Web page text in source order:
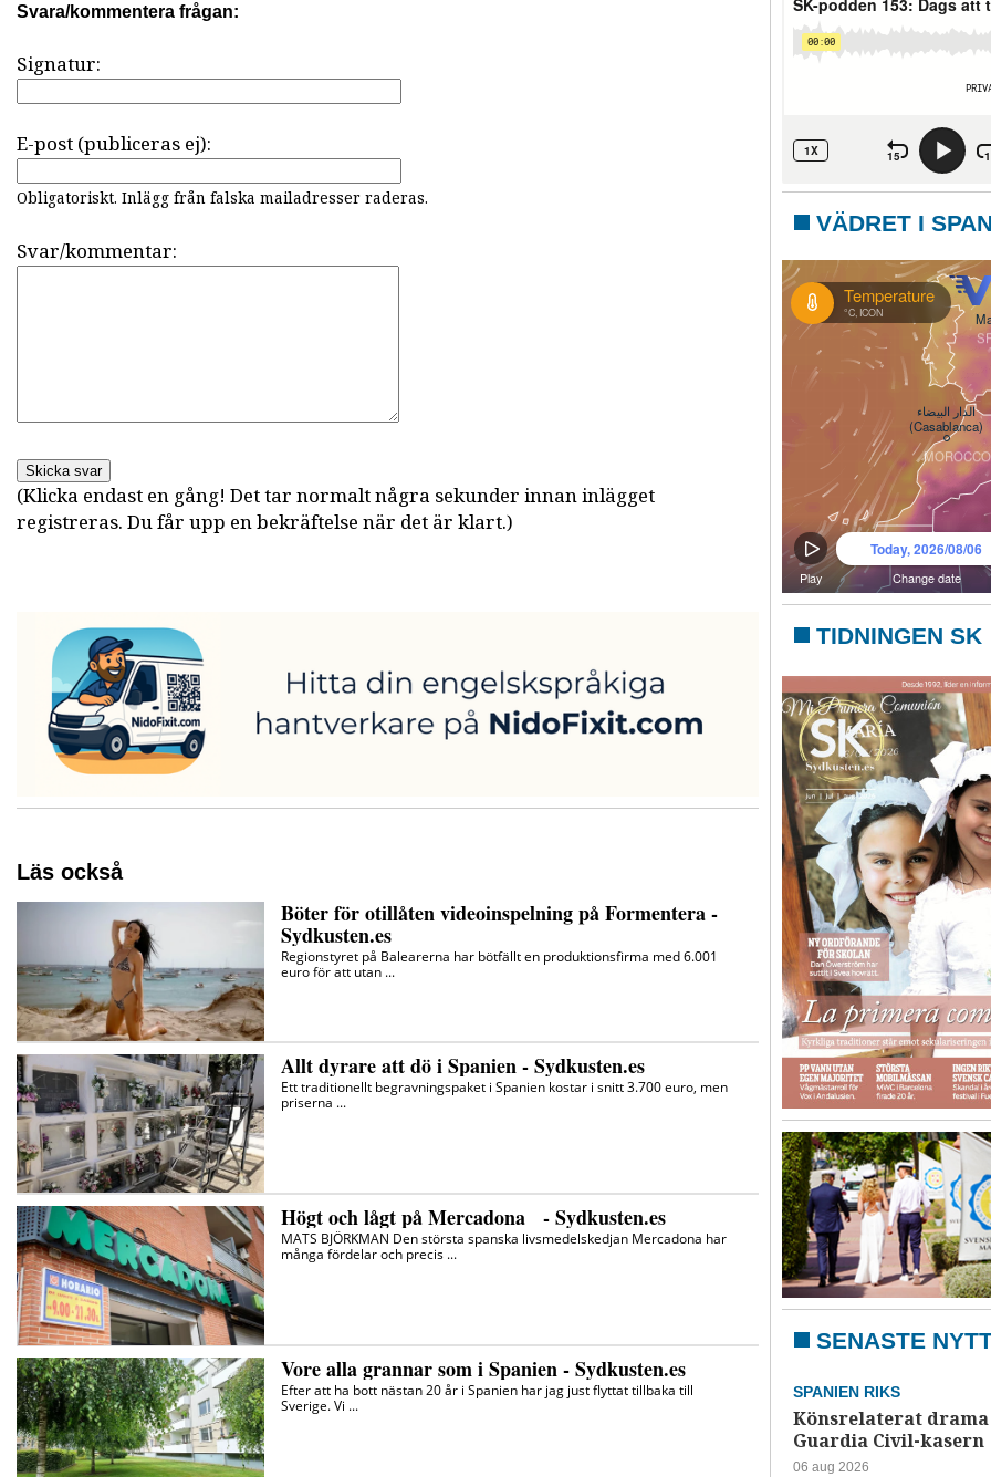
Svara/kommentera frågan:
Signatur:
E-post (publiceras ej):
Obligatoriskt. Inlägg från falska mailadresser raderas.
Svar/kommentar:
Skicka svar
(Klicka endast en gång! Det tar normalt några sekunder innan inlägget
registreras. Du får upp en bekräftelse när det är klart.)
VÄDRET I
TIDNINGEN SK
SENASTE
SPANIEN RIKS
Könsrelaterat
Guardia Civil-kasern
06 aug 2026